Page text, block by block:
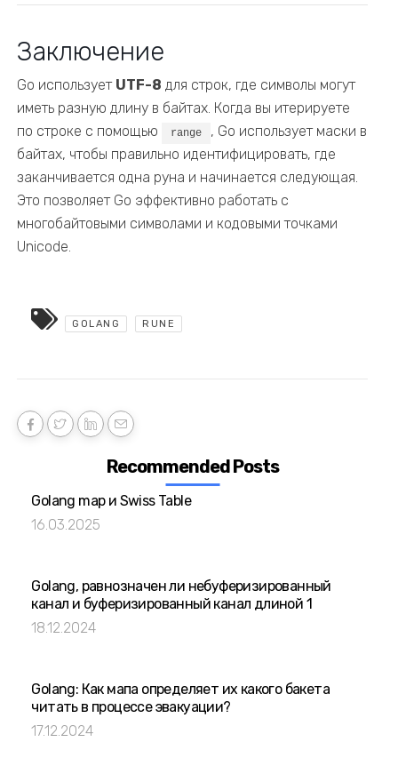
Заключение
Go использует UTF-8 для строк, где символы могут
иметь разную длину в байтах. Когда вы итерируете
по строке с помощью
range
, Go использует маски в
байтах, чтобы правильно идентифицировать, где
заканчивается одна руна и начинается следующая.
Это позволяет Go эффективно работать с
многобайтовыми символами и кодовыми точками
Unicode.
GOLANG RUNE
Recommended Posts
Golang map и Swiss Table
16.03.2025
Golang, равнозначен ли небуферизированный
канал и буферизированный канал длиной 1
18.12.2024
Golang: Как мапа определяет их какого бакета
читать в процессе эвакуации?
17.12.2024